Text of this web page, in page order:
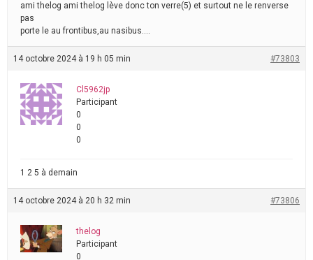
ami thelog ami thelog lève donc ton verre(5) et surtout ne le renverse
pas
porte le au frontibus,au nasibus….
14 octobre 2024 à 19 h 05 min #73803
Cl5962jp
Participant
0
0
0
1 2 5 à demain
14 octobre 2024 à 20 h 32 min #73806
thelog
Participant
0